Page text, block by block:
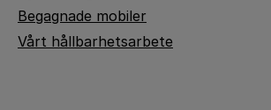
Begagnade mobiler
Vårt hållbarhetsarbete